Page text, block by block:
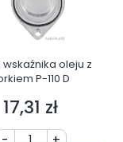
wskaźnika oleju z
P-110 D
Cena
17,31 zł